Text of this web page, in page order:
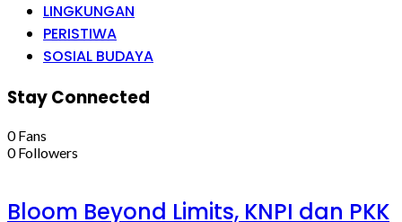
LINGKUNGAN
PERISTIWA
SOSIAL BUDAYA
Stay Connected
0 Fans
0 Followers
Bloom Beyond Limits, KNPI dan PKK